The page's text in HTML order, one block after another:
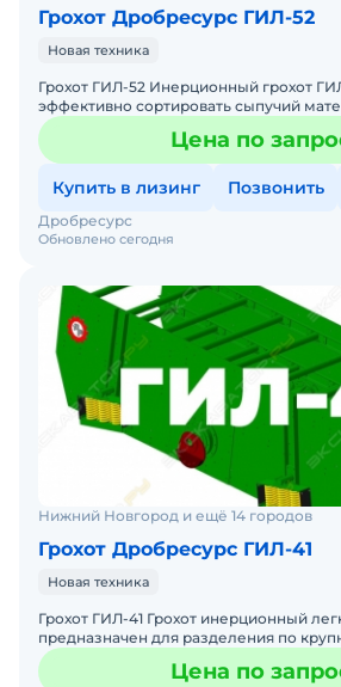
Грохот Дробресурс ГИЛ-52
Новая техника
Грохот ГИЛ-52 Инерционный грохот
эффективно сортировать сыпучий
щебень, гравий и т.д.) размером не
различ
Цена по
Купить в лизинг Позвонить
Обновлено сегодня
Дробресурс
Нижний Новгород и ещё 14 городов
Грохот Дробресурс ГИЛ-41
Новая техника
Грохот ГИЛ-41 Грохот инерционный
предназначен для разделения по
материалов, таких как: щебень, гравий,
поро
Цена по